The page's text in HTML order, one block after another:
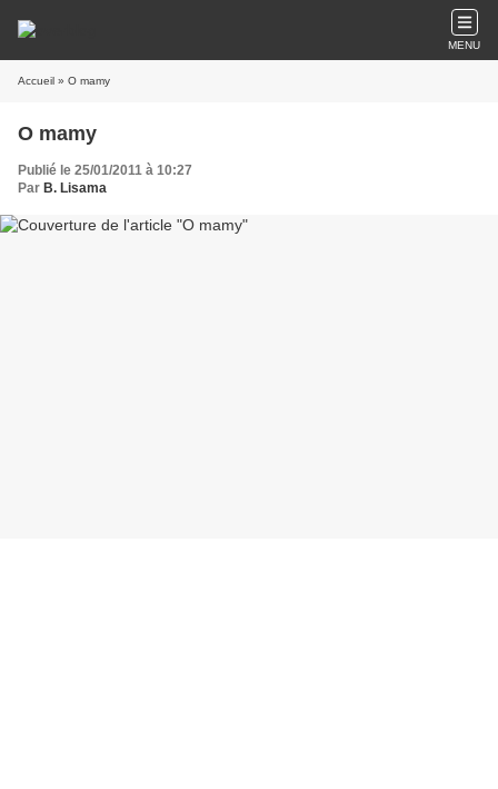
MENU
Accueil » O mamy
O mamy
Publié le 25/01/2011 à 10:27
Par B. Lisama